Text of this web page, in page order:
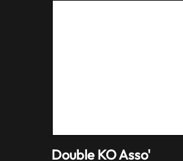
Double KO Asso'